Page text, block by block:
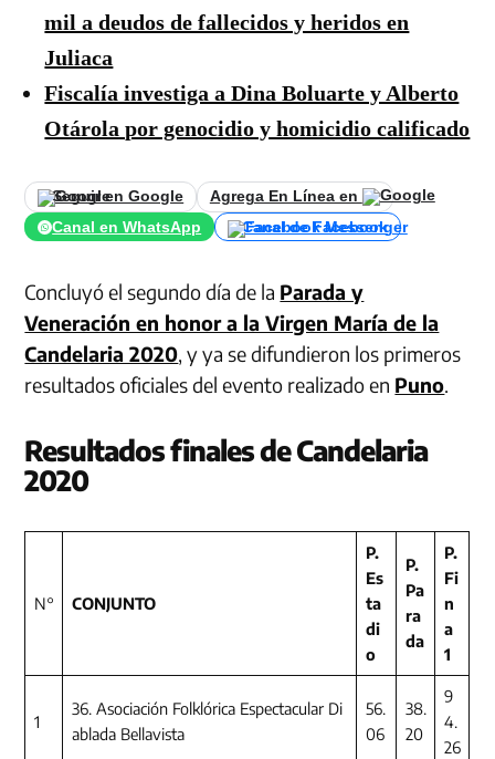
mil a deudos de fallecidos y heridos en
Juliaca
Fiscalía investiga a Dina Boluarte y Alberto
Otárola por genocidio y homicidio calificado
Seguir en Google
Agrega En Línea en
Canal en WhatsApp
Canal de Facebook
Concluyó el segundo día de la Parada y
Veneración en honor a la Virgen María de la
Candelaria 2020, y ya se difundieron los primeros
resultados oficiales del evento realizado en Puno.
Resultados finales de Candelaria
2020
N° CONJUNTO
P.
Es
ta
di
o
P.
Pa
ra
da
P.
Fi
n
a
1
1
36. Asociación Folklórica Espectacular Di
ablada Bellavista
56.
06
38.
20
9
4.
26